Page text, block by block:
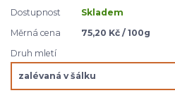
Dostupnost
Skladem
Měrná cena
75,20 Kč / 100g
Druh mletí